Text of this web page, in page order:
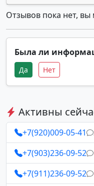
Отзывов пока нет,
Была ли
Да Нет
Активны
+7(920)009-05-41
+7(903)236-09-52
+7(911)236-09-52